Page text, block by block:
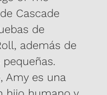
Cascade
de
además de
Amy es una